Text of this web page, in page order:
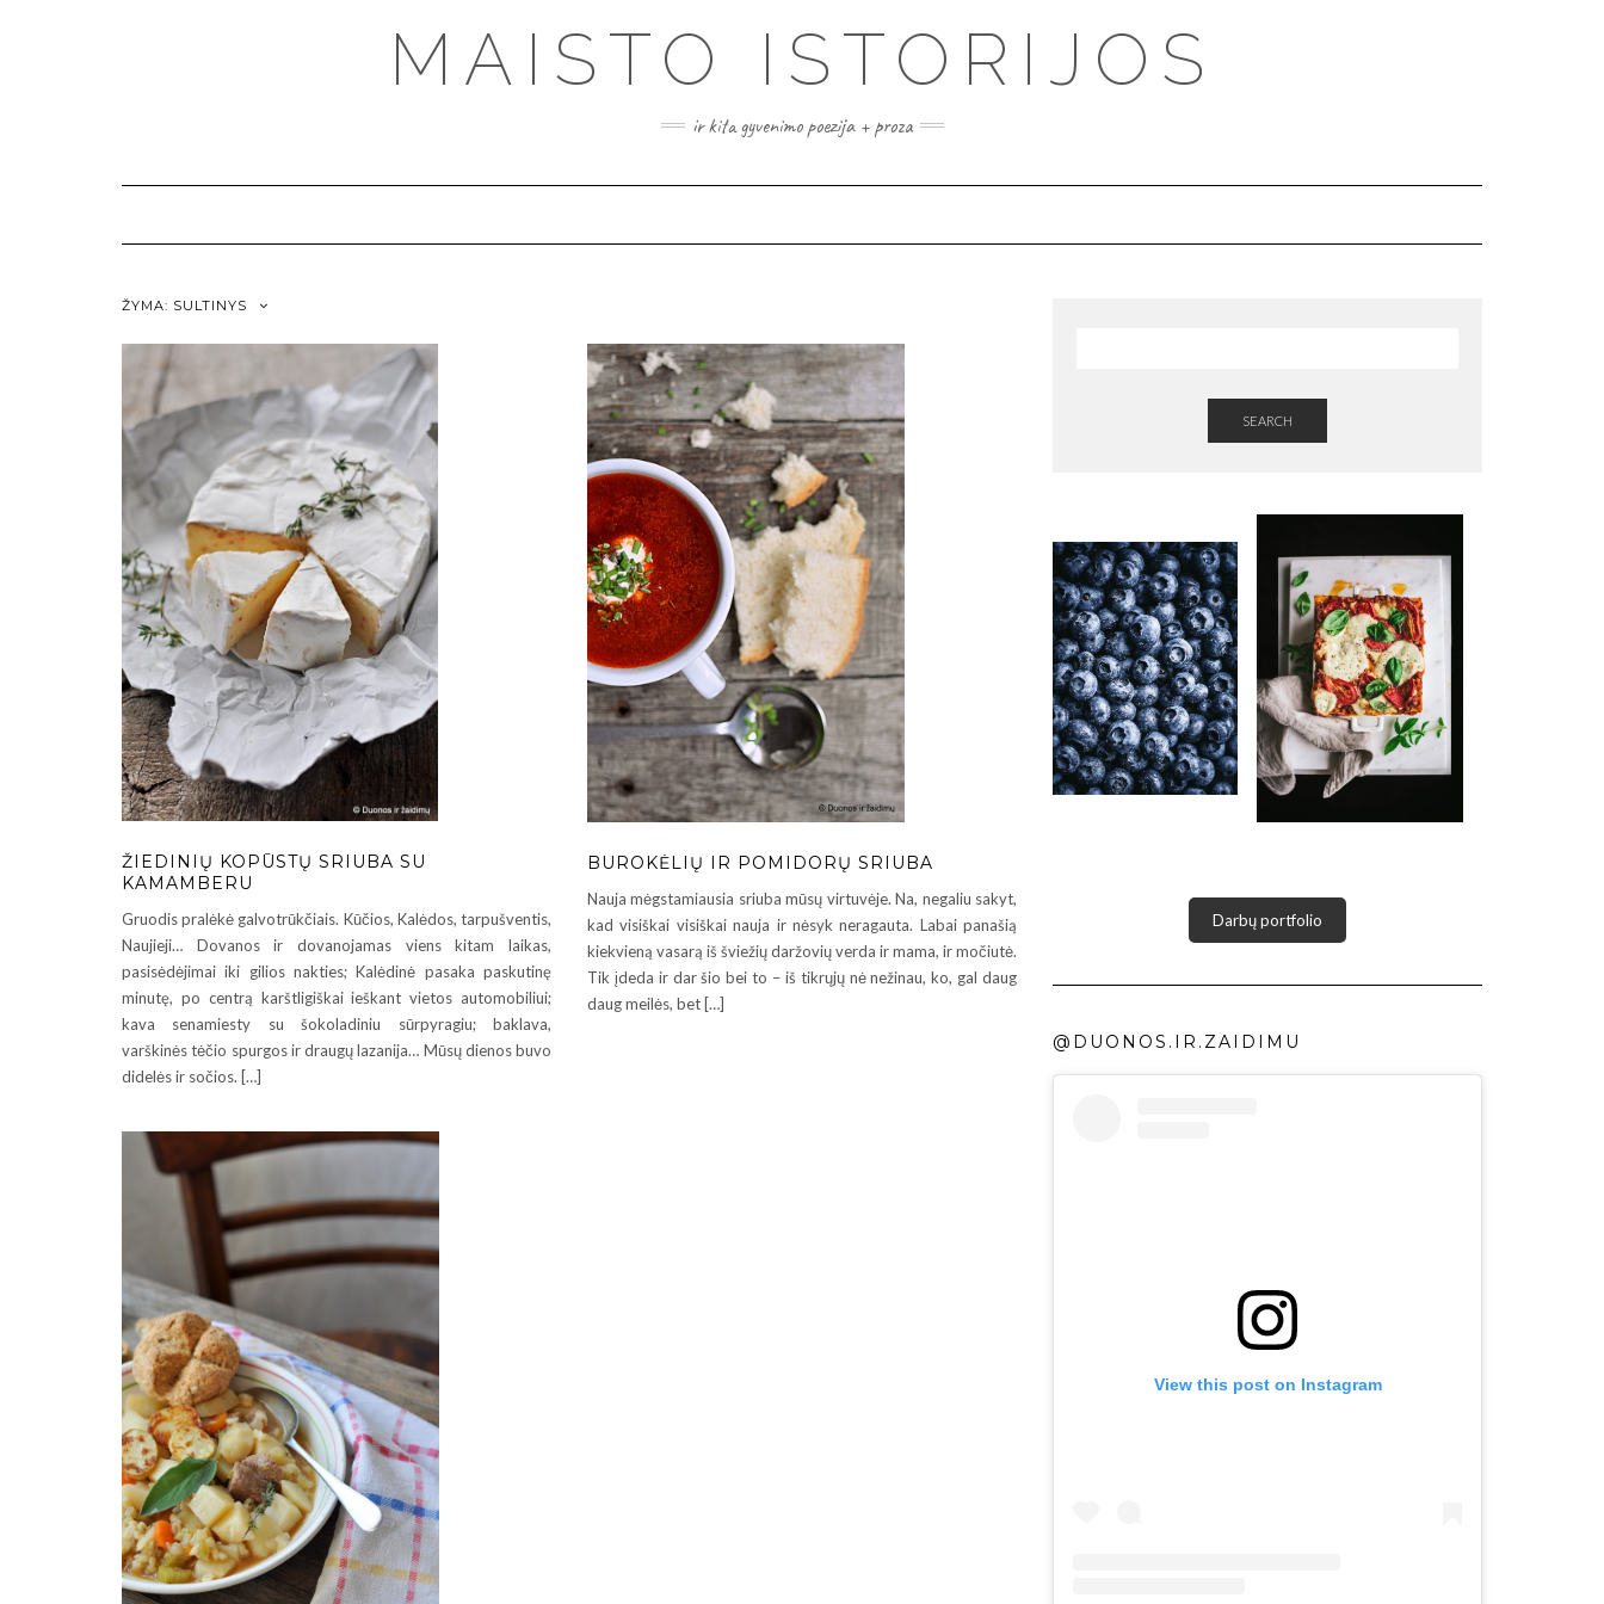
MAISTO ISTORIJOS
ir kita gyvenimo poezija + proza
ŽYMA: SULTINYS
ŽIEDINIŲ KOPŪSTŲ SRIUBA SU
KAMAMBERU
Gruodis pralėkė galvotrūkčiais. Kūčios, Kalėdos, tarpušventis,
Naujieji… Dovanos ir dovanojamas viens kitam laikas,
pasisėdėjimai iki gilios nakties; Kalėdinė pasaka paskutinę
minutę, po centrą karštligiškai ieškant vietos automobiliui;
kava senamiesty su šokoladiniu sūrpyragiu; baklava,
varškinės tėčio spurgos ir draugų lazanija… Mūsų dienos buvo
didelės ir sočios. […]
BUROKĖLIŲ IR POMIDORŲ SRIUBA
Nauja mėgstamiausia sriuba mūsų virtuvėje. Na, negaliu sakyt,
kad visiškai visiškai nauja ir nėsyk neragauta. Labai panašią
kiekvieną vasarą iš šviežių daržovių verda ir mama, ir močiutė.
Tik įdeda ir dar šio bei to – iš tikrųjų nė nežinau, ko, gal daug
daug meilės, bet […]
SEARCH
Darbų portfolio
@DUONOS.IR.ZAIDIMU
View this post on Instagram